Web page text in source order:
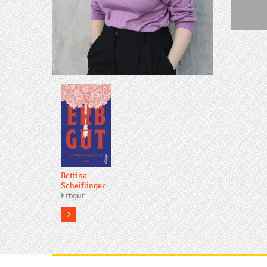
Bettina
Scheiflinger
Erbgut
more